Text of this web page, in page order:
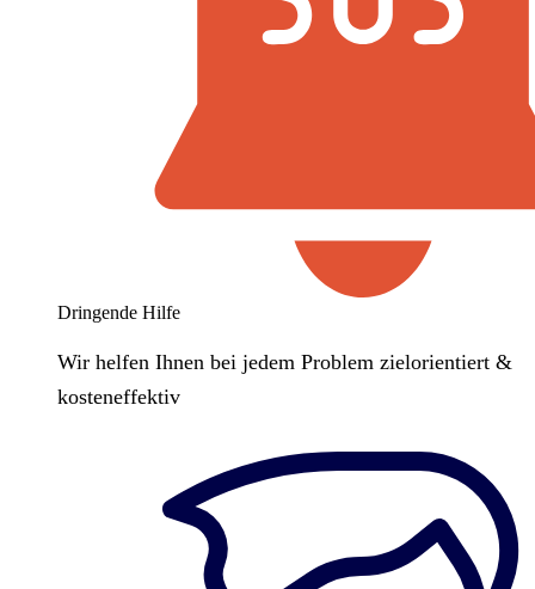
Dringende Hilfe
Wir helfen Ihnen bei jedem Problem zielorientiert &
kosteneffektiv